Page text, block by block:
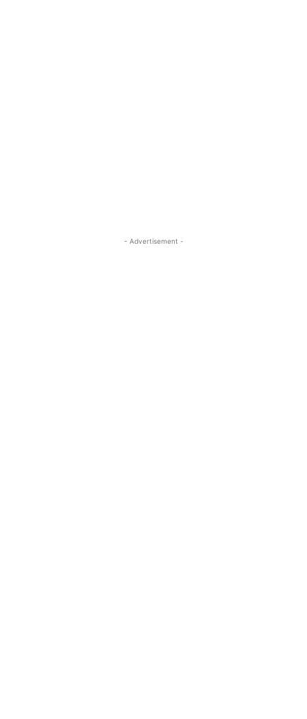
- Advertisement -